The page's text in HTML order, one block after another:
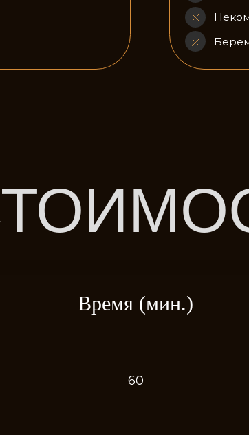
Время (мин.)
60